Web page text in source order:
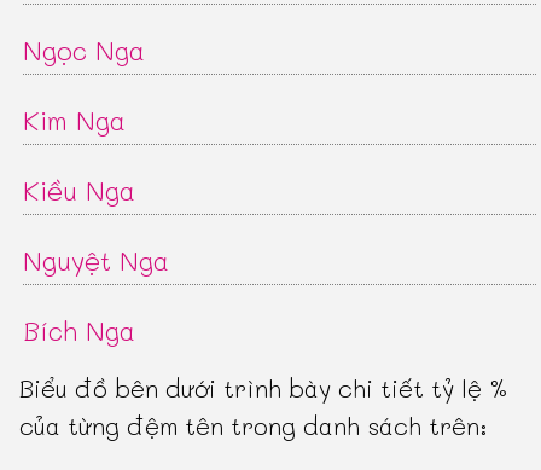
Ngọc Nga
Kim Nga
Kiều Nga
Nguyệt Nga
Bích Nga
Biểu đồ bên dưới trình bày chi tiết tỷ lệ %
của từng đệm tên trong danh sách trên: